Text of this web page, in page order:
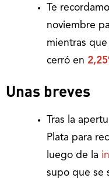
Te
noviembre
mientras
cerró en
Unas breves
Tras la
Plata para
luego de la
supo que se